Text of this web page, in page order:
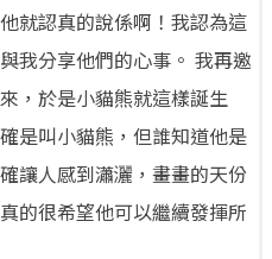
就認真的說係啊！我認為這
我分享他們的心事。 我再邀
，於是小貓熊就這樣誕生
是叫小貓熊，但誰知道他是
讓人感到瀟灑，畫畫的天份
的很希望他可以繼續發揮所